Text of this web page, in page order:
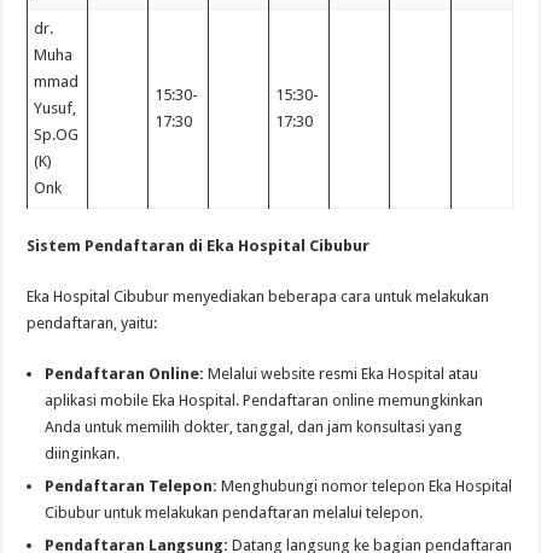
dr.
Muha
mmad
Yusuf,
Sp.OG
(K)
Onk
15:30-
17:30
15:30-
17:30
Sistem Pendaftaran di Eka Hospital Cibubur
Eka Hospital Cibubur menyediakan beberapa cara untuk melakukan
pendaftaran, yaitu:
Pendaftaran Online: Melalui website resmi Eka Hospital atau
aplikasi mobile Eka Hospital. Pendaftaran online memungkinkan
Anda untuk memilih dokter, tanggal, dan jam konsultasi yang
diinginkan.
Pendaftaran Telepon: Menghubungi nomor telepon Eka Hospital
Cibubur untuk melakukan pendaftaran melalui telepon.
Pendaftaran Langsung: Datang langsung ke bagian pendaftaran